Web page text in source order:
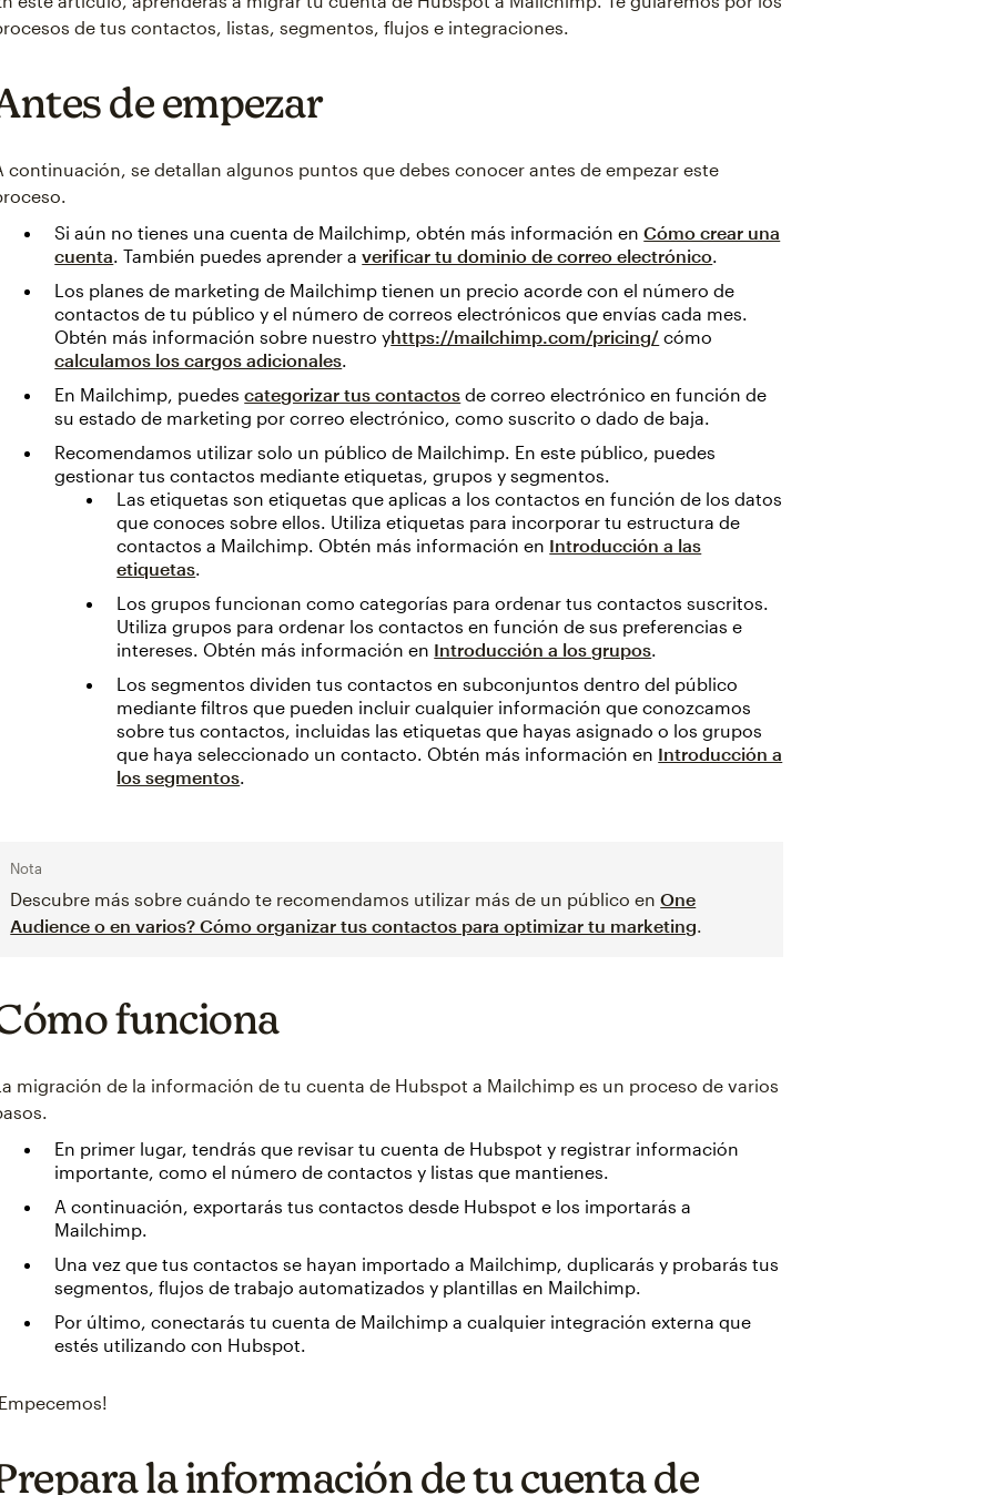
de tus contactos, listas, segmentos, flujos e integraciones.
de empezar
continuación, se detallan algunos puntos que debes conocer antes de empezar este
Si aún no tienes una cuenta de Mailchimp, obtén más información enCómo crear una
cuenta. También puedes aprender averificar tu dominio de correo electrónico.
Los planes de marketing de Mailchimp tienen un precio acorde con el número de
contactos de tu público y el número de correos electrónicos que envías cada mes.
Obtén más información sobre nuestro yhttps://mailchimp.com/pricing/ cómo
calculamos los cargos adicionales.
En Mailchimp, puedescategorizar tus contactos de correo electrónico en función de
su estado de marketing por correo electrónico, como suscrito o dado de baja.
Recomendamos utilizar solo un público de Mailchimp. En este público, puedes
gestionar tus contactos mediante etiquetas, grupos y segmentos.
Las etiquetas son etiquetas que aplicas a los contactos en función de los datos
que conoces sobre ellos. Utiliza etiquetas para incorporar tu estructura de
contactos a Mailchimp. Obtén más información en Introducción a las
etiquetas.
Los grupos funcionan como categorías para ordenar tus contactos suscritos.
Utiliza grupos para ordenar los contactos en función de sus preferencias e
intereses. Obtén más información en Introducción a los grupos.
Los segmentos dividen tus contactos en subconjuntos dentro del público
mediante filtros que pueden incluir cualquier información que conozcamos
sobre tus contactos, incluidas las etiquetas que hayas asignado o los grupos
que haya seleccionado un contacto. Obtén más información en Introducción a
los segmentos.
Nota
Descubre más sobre cuándo te recomendamos utilizar más de un público enOne
Audience o en varios? Cómo organizar tus contactos para optimizar tu marketing.
funciona
migración de la información de tu cuenta de Hubspot a Mailchimp es un proceso de varios
En primer lugar, tendrás que revisar tu cuenta de Hubspot y registrar información
importante, como el número de contactos y listas que mantienes.
A continuación, exportarás tus contactos desde Hubspot e los importarás a
Mailchimp.
Una vez que tus contactos se hayan importado a Mailchimp, duplicarás y probarás tus
segmentos, flujos de trabajo automatizados y plantillas en Mailchimp.
Por último, conectarás tu cuenta de Mailchimp a cualquier integración externa que
estés utilizando con Hubspot.
la información de tu cuenta de